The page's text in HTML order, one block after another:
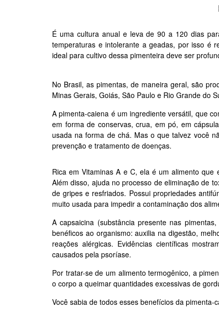
É uma cultura anual e leva de 90 a 120 dias
temperaturas e intolerante a geadas, por isso é
ideal para cultivo dessa pimenteira deve ser
No Brasil, as pimentas, de maneira geral, são
Minas Gerais, Goiás, São Paulo e Rio Grande do
A pimenta-caiena é um ingrediente versátil, que
em forma de conservas, crua, em pó, em
usada na forma de chá. Mas o que talvez você
prevenção e tratamento de doenças.
Rica em Vitaminas A e C, ela é um alimento
Além disso, ajuda no processo de eliminação de
de gripes e resfriados. Possui propriedades
muito usada para impedir a contaminação dos
A capsaicina (substância presente nas
benéficos ao organismo: auxilia na digestão,
reações alérgicas. Evidências científicas
causados pela psoríase.
Por tratar-se de um alimento termogênico, a
o corpo a queimar quantidades excessivas de
Você sabia de todos esses benefícios da pimenta-